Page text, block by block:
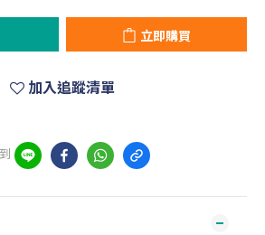
立即購買
加入追蹤清單